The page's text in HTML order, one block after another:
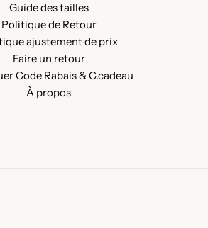
Guide des tailles
Politique de Retour
ajustement de prix
Faire un retour
Code Rabais & C.cadeau
À propos